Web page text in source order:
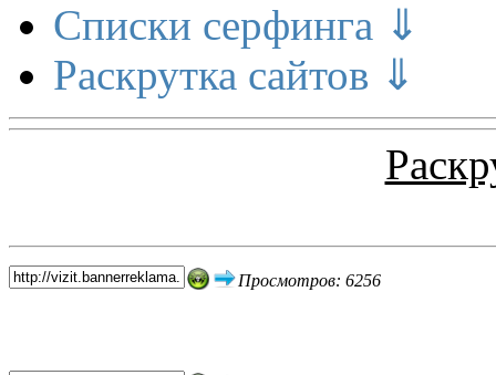
Списки серфинга ⇓
Раскрутка сайтов ⇓
Просмотров: 6256